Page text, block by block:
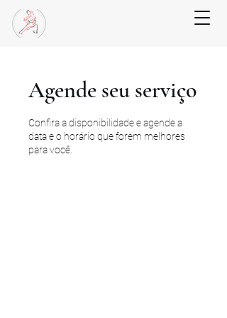
Agende seu serviço
Confira a disponibilidade e agende a
data e o horário que forem melhores
para você.